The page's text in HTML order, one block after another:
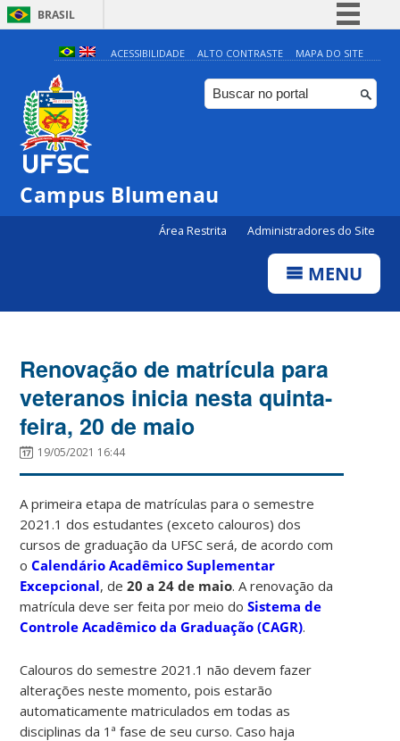
BRASIL
Simplifique!
Comunica BR
Participe
ACESSIBILIDADE ALTO CONTRASTE MAPA DO SITE
Campus Blumenau
Área Restrita Administradores do Site
MENU
Renovação de matrícula para
veteranos inicia nesta quinta-
feira, 20 de maio
19/05/2021 16:44
A primeira etapa de matrículas para o semestre
2021.1 dos estudantes (exceto calouros) dos
cursos de graduação da UFSC será, de acordo com
oCalendário Acadêmico Suplementar
Excepcional, de20 a 24 de maio. A renovação da
matrícula deve ser feita por meio doSistema de
Controle Acadêmico da Graduação (CAGR).
Calouros do semestre 2021.1 não devem fazer
alterações neste momento, pois estarão
automaticamente matriculados em todas as
disciplinas da 1ª fase de seu curso. Caso haja